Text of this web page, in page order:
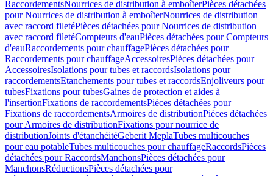
RaccordementsNourrices de distribution à emboîterPièces détachées
pour Nourrices de distribution à emboîterNourrices de distribution
avec raccord filetéPièces détachées pour Nourrices de distribution
avec raccord filetéCompteurs d'eauPièces détachées pour Compteurs
d'eauRaccordements pour chauffagePièces détachées pour
Raccordements pour chauffageAccessoiresPièces détachées pour
AccessoiresIsolations pour tubes et raccordsIsolations pour
raccordementsEtanchements pour tubes et raccordsEnjoliveurs pour
tubesFixations pour tubesGaines de protection et aides à
l'insertionFixations de raccordementsPièces détachées pour
Fixations de raccordementsArmoires de distributionPièces détachées
pour Armoires de distributionFixations pour nourrice de
distributionJoints d'étanchéitéGeberit MeplaTubes multicouches
pour eau potableTubes multicouches pour chauffageRaccordsPièces
détachées pour RaccordsManchonsPièces détachées pour
ManchonsRéductionsPièces détachées pour